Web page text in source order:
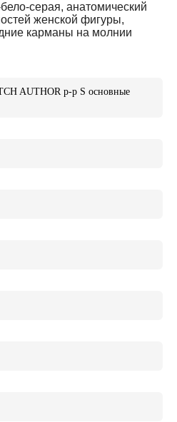
серая, анатомический
женской фигуры,
карманы на молнии
AUTHOR р-р S основные